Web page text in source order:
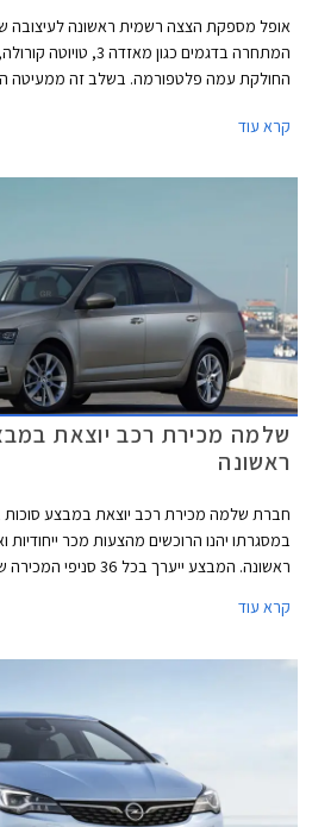
אופל מספקת הצצה רשמית ראשונה
החולקת עמה פלטפורמה. בשלב זה ממעיטה
קרא עוד
שלמה מכירת רכב יוצאת
ראשונה
במסגרתו יהנו הרוכשים מהצעות מכר ייחודיות
ראשונה. המבצע ייערך בכל 36 סניפי המכירה של קבוצת שלמה.
קרא עוד